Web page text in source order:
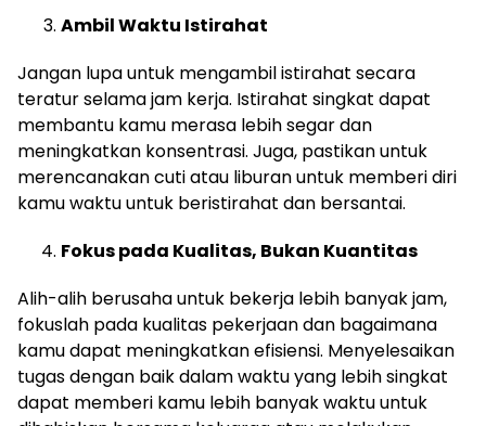
Ambil Waktu Istirahat
Jangan lupa untuk mengambil istirahat secara
teratur selama jam kerja. Istirahat singkat dapat
membantu kamu merasa lebih segar dan
meningkatkan konsentrasi. Juga, pastikan untuk
merencanakan cuti atau liburan untuk memberi diri
kamu waktu untuk beristirahat dan bersantai.
Fokus pada Kualitas, Bukan Kuantitas
Alih-alih berusaha untuk bekerja lebih banyak jam,
fokuslah pada kualitas pekerjaan dan bagaimana
kamu dapat meningkatkan efisiensi. Menyelesaikan
tugas dengan baik dalam waktu yang lebih singkat
dapat memberi kamu lebih banyak waktu untuk